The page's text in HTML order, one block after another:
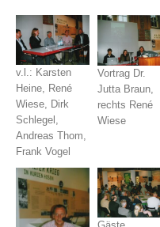
v.l.: Karsten
Heine, René
Wiese, Dirk
Schlegel,
Andreas Thom,
Frank Vogel
Vortrag Dr.
Jutta Braun,
rechts René
Wiese